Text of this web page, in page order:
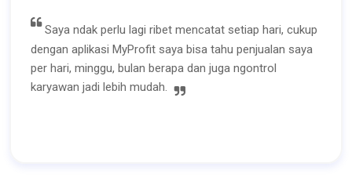
Saya ndak perlu lagi ribet mencatat setiap hari, cukup
dengan aplikasi MyProfit saya bisa tahu penjualan saya
per hari, minggu, bulan berapa dan juga ngontrol
karyawan jadi lebih mudah.